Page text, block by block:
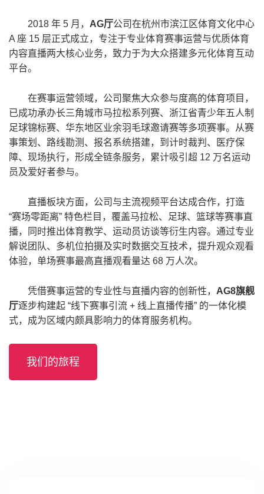
2018 年 5 月， AG厅公司在杭州市滨江区体育文化中心
A 座 15 层正式成立，专注于专业体育赛事运营与优质体育
内容直播两大核心业务，致力于为大众搭建多元化体育互动
平台。
在赛事运营领域，公司聚焦大众参与度高的体育项目，
已成功承办长三角城市马拉松系列赛、浙江省青少年五人制
足球锦标赛、华东地区业余羽毛球邀请赛等多项赛事。从赛
事策划、路线勘测、报名系统搭建，到计时裁判、医疗保
障、现场执行，形成全链条服务，累计吸引超 12 万名运动
员及爱好者参与。
直播板块方面，公司与主流视频平台达成合作，打造
“赛场零距离” 特色栏目，覆盖马拉松、足球、篮球等赛事直
播，同时推出体育教学、运动员访谈等衍生内容。通过专业
解说团队、多机位拍摄及实时数据交互技术，提升观众观看
体验，单场赛事最高直播观看量达 68 万人次。
凭借赛事运营的专业性与直播内容的创新性， AG8旗舰
厅逐步构建起 “线下赛事引流 + 线上直播传播” 的一体化模
式，成为区域内颇具影响力的体育服务机构。
我们的旅程